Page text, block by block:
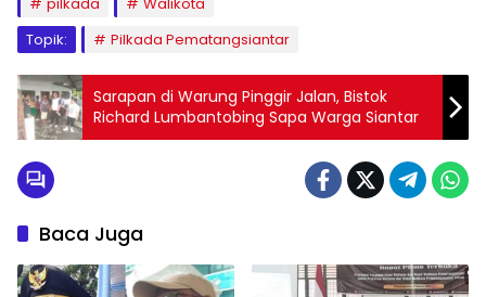
Topik:
Pilkada Pematangsiantar
Sarapan di Warung Pinggir Jalan, Bistok
Richard Lumbantobing Sapa Warga Siantar
Baca Juga